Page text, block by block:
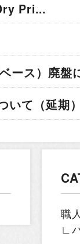
Pri...
ース）廃
いて（延期
職
∟